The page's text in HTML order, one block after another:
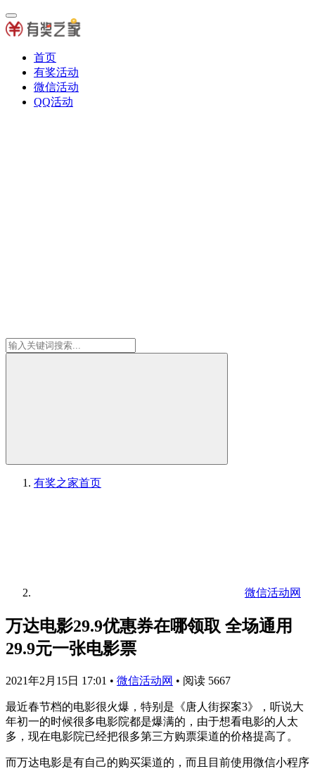
首页
有奖活动
微信活动
QQ活动
有奖之家首页
微信活动网
万达电影29.9优惠券在哪领取 全场通用
29.9元一张电影票
2021年2月15日 17:01 • 微信活动网 • 阅读 5667
最近春节档的电影很火爆，特别是《唐人街探案3》，听说大
年初一的时候很多电影院都是爆满的，由于想看电影的人太
多，现在电影院已经把很多第三方购票渠道的价格提高了。
而万达电影是有自己的购买渠道的，而且目前使用微信小程序